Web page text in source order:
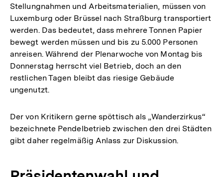
Stellungnahmen und Arbeitsmaterialien, müssen von
Luxemburg oder Brüssel nach Straßburg transportiert
werden. Das bedeutet, dass mehrere Tonnen Papier
bewegt werden müssen und bis zu 5.000 Personen
anreisen. Während der Plenarwoche von Montag bis
Donnerstag herrscht viel Betrieb, doch an den
restlichen Tagen bleibt das riesige Gebäude
ungenutzt.
Der von Kritikern gerne spöttisch als „Wanderzirkus“
bezeichnete Pendelbetrieb zwischen den drei Städten
gibt daher regelmäßig Anlass zur Diskussion.